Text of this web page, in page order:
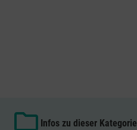
Infos zu dieser Kategorie